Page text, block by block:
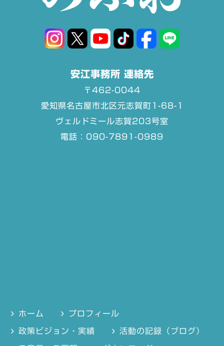
安江事務所 連絡先
〒462-0044
愛知県名古屋市北区元志賀町1-68-1
ヴェルドミール志賀203号室
電話：090-7891-0989
ホーム プロフィール
政策ビジョン・実績 活動の記録（ブログ）